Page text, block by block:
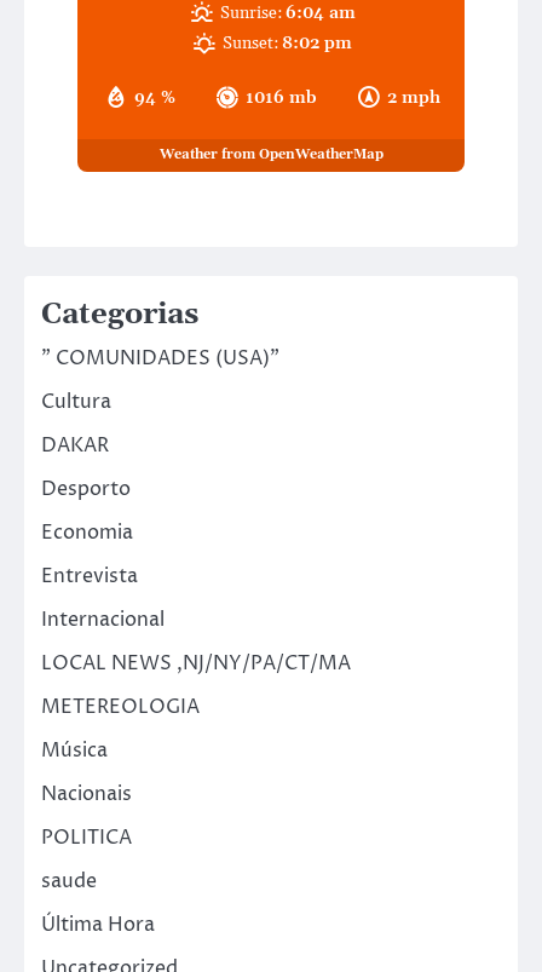
94 % 1016 mb 2 mph
Sunrise:6:04 am
Sunset:8:02 pm
Weather from OpenWeatherMap
Categorias
" COMUNIDADES (USA)"
Cultura
DAKAR
Desporto
Economia
Entrevista
Internacional
LOCAL NEWS ,NJ/NY/PA/CT/MA
METEREOLOGIA
Música
Nacionais
POLITICA
saude
Última Hora